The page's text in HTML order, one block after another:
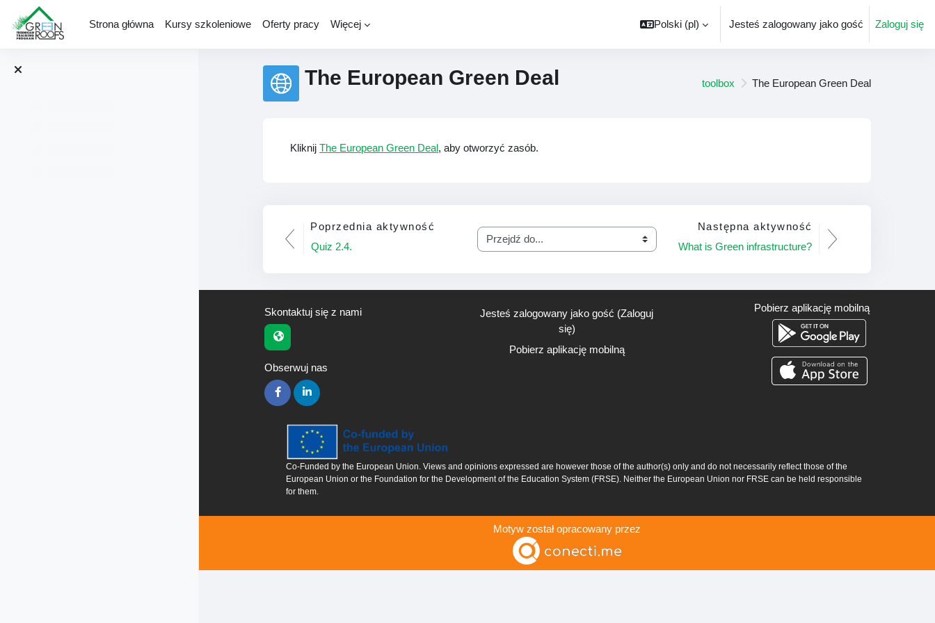
Przejdź do głównej zawartości
Strona główna
Kursy szkoleniowe Oferty pracy Więcej Polski ‎(pl)‎ Jesteś zalogowany jako gość Zaloguj się
The European Green Deal toolbox The European Green Deal
KliknijThe European Green Deal, aby otworzyć zasób.
Poprzednia aktywność
Quiz 2.4.
Przejdź do...
Następna aktywność
What is Green infrastructure?
Skontaktuj się z nami
Obserwuj nas
Jesteś zalogowany jako gość (Zaloguj
się)
Pobierz aplikację mobilną
Pobierz aplikację mobilną
Co-Funded by the European Union. Views and opinions expressed are however those of the author(s) only and do not necessarily reflect those of the
European Union or the Foundation for the Development of the Education System (FRSE). Neither the European Union nor FRSE can be held responsible
for them.
Motyw został opracowany przez